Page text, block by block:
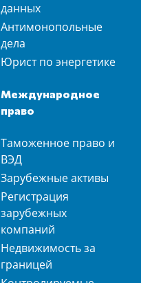
данных
Антимонопольные
дела
Юрист по энергетике
Международное
право
Таможенное право и
ВЭД
Зарубежные активы
Регистрация
зарубежных
компаний
Недвижимость за
границей